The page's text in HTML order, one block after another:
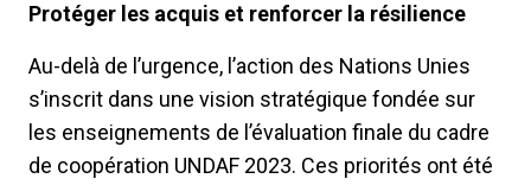
Protéger les acquis et renforcer la résilience
Au-delà de l’urgence, l’action des Nations Unies
s’inscrit dans une vision stratégique fondée sur
les enseignements de l’évaluation finale du cadre
de coopération UNDAF 2023. Ces priorités ont été